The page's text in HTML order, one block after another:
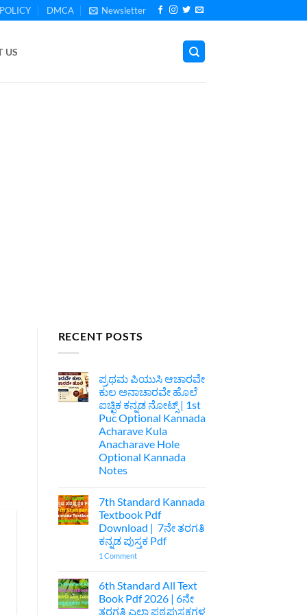
DMCA Newsletter
US
RECENT POSTS
ಪ್ರಥಮ ಪಿಯುಸಿ ಆಚಾರವೇ
ಕುಲ ಅನಾಚಾರವೇ ಹೊಲೆ
ಐಚ್ಛಿಕ ಕನ್ನಡ ನೋಟ್ಸ್ | 1st
Puc Optional Kannada
Acharave Kula
Anacharave Hole
Optional Kannada
Notes
on
ಪ್ರಥಮ
ಪಿಯುಸಿ
ಆಚಾರವೇ
ಕುಲ
ಅನಾಚಾರವೇ
ಹೊಲೆ
ನೋಟ್ಸ್
|
1st
Puc
7th Standard Kannada
Textbook Pdf
Download | 7ನೇ ತರಗತಿ
ಕನ್ನಡ ಪುಸ್ತಕ Pdf
1 Commenton
Kannada
Textbook
Pdf
Download
6th Standard All Text
Book Pdf 2026 | 6ನೇ
ತರಗತಿ ಎಲ್ಲಾ ಪಠ್ಯಪುಸ್ತಕಗಳ